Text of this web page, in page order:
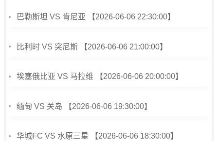
巴勒斯坦 VS 肯尼亚 【2026-06-06 22:30:00】
比利时 VS 突尼斯 【2026-06-06 21:00:00】
埃塞俄比亚 VS 马拉维 【2026-06-06 20:00:00】
缅甸 VS 关岛 【2026-06-06 19:30:00】
华城FC VS 水原三星 【2026-06-06 18:30:00】